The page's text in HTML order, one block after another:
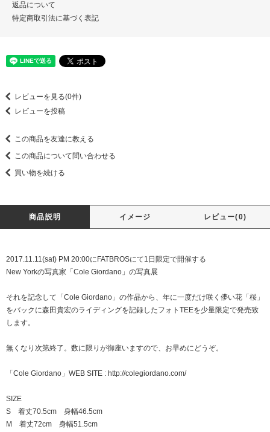
返品について
特定商取引法に基づく表記
レビューを見る(0件)
レビューを投稿
この商品を友達に教える
この商品について問い合わせる
買い物を続ける
商品説明 イメージ レビュー(0)
2017.11.11(sat) PM 20:00にFATBROSにて1日限定で開催する
New Yorkの写真家「Cole Giordano」の写真展
それを記念して「Cole Giordano」の作品から、年に一度だけ咲く儚い花「桜」
をバックに森田貴宏のライディングを記録したフォトTEEを少量限定で発売致
します。
無くなり次第終了。数に限りが御座いますので、お早めにどうぞ。
「Cole Giordano」WEB SITE : http://colegiordano.com/
SIZE
S 着丈70.5cm 身幅46.5cm
M 着丈72cm 身幅51.5cm